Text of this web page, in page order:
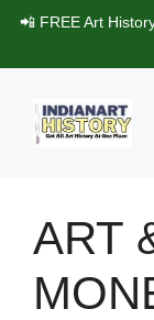
Skip
content
📲 FREE Art
ART